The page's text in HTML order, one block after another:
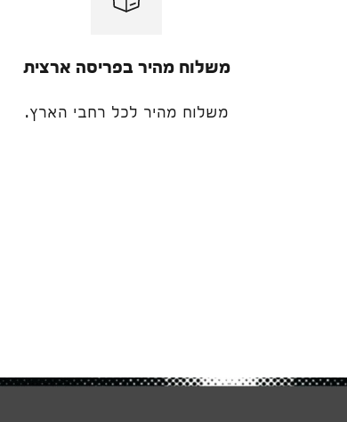
משלוח מהיר בפריסה ארצית
משלוח מהיר לכל רחבי הארץ.